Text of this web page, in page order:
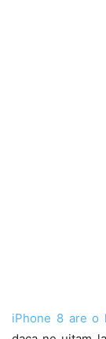
iPhone 8 are o